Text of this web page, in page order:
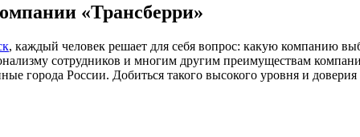
«Трансберри»
, каждый человек решает для себя вопрос: какую компанию
сотрудников и многим другим преимуществам
города России. Добиться такого высокого уровня и